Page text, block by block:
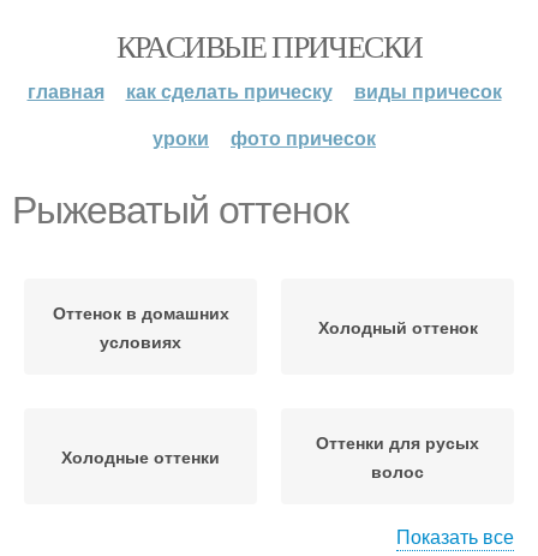
КРАСИВЫЕ ПРИЧЕСКИ
главная как сделать прическу
виды причесок
уроки
фото причесок
Рыжеватый оттенок
Оттенок в домашних
условиях
Холодный оттенок
Холодные оттенки
Оттенки для русых
волос
Показать все